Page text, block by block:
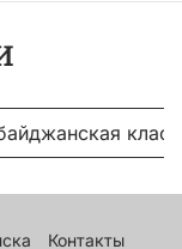
Контакты